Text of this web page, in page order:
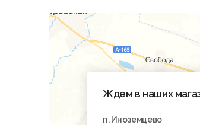
Ждем в наших
п. Иноземцево